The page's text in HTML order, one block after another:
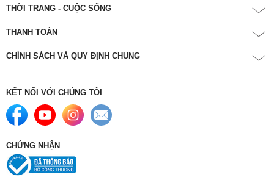
THỜI TRANG - CUỘC SỐNG
THANH TOÁN
CHÍNH SÁCH VÀ QUY ĐỊNH CHUNG
KẾT NỐI VỚI CHÚNG TÔI
CHỨNG NHẬN